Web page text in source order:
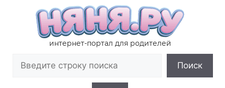
содержимому
интернет-портал для родителей
Поиск